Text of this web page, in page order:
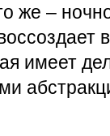
же –
имеет